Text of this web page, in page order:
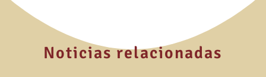
Noticias relacionadas